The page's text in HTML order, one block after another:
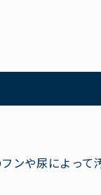
ンや尿によっ